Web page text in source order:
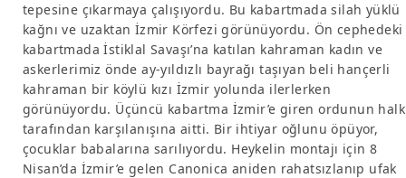
tepesine çıkarmaya çalışıyordu. Bu kabartmada silah yüklü
kağnı ve uzaktan İzmir Körfezi görünüyordu. Ön cephedeki
kabartmada İstiklal Savaşı’na katılan kahraman kadın ve
askerlerimiz önde ay-yıldızlı bayrağı taşıyan beli hançerli
kahraman bir köylü kızı İzmir yolunda ilerlerken
görünüyordu. Üçüncü kabartma İzmir’e giren ordunun halk
tarafından karşılanışına aitti. Bir ihtiyar oğlunu öpüyor,
çocuklar babalarına sarılıyordu. Heykelin montajı için 8
Nisan’da İzmir’e gelen Canonica aniden rahatsızlanıp ufak